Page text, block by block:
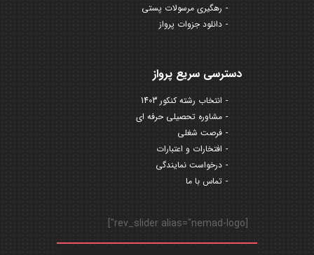
رهگیری مرسولات پستی
دانلود جزوات پرواز
دسترسی سریع پرواز
انتخاب رشته کنکور 1403
مشاوره تحصیلی حرفه ای
فرصت شغلی
افتخارات و اعتبارات
درخواست نمایندگی
تماس با ما
[rev_slider alias="nemad-logo"]